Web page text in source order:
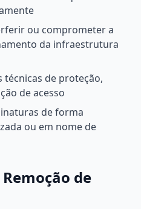
ou comprometer a
da infraestrutura
de proteção,
de acesso
de forma
ou em nome de
de